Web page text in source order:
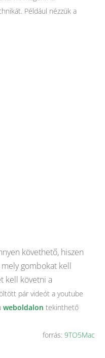
Például nézzük a
követhető, hiszen
gombokat kell
kell követni a
pár videót a youtube
weboldalon tekinthető
forrás: 9TO5Mac